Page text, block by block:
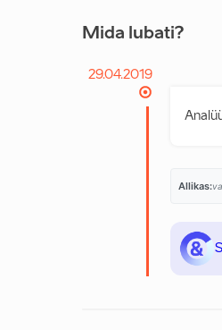
Mida lubati?
29.04.2019
Allikas: